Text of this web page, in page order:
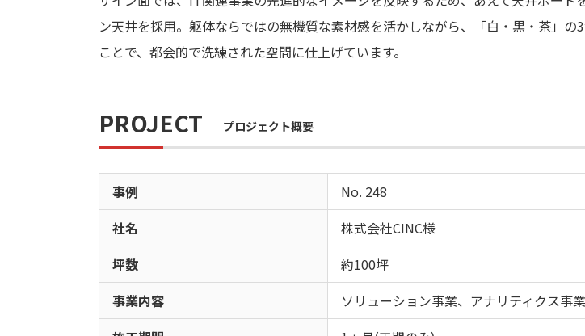
ン天井を採用。躯体ならではの無機質な素材感を活かしながら、「白・黒・茶」の
ことで、都会的で洗練された空間に仕上げています。
PROJECT プロジェクト概要
事例
No. 248
社名
株式会社CINC様
坪数
約100坪
事業内容
ソリューション事業、アナリティクス事